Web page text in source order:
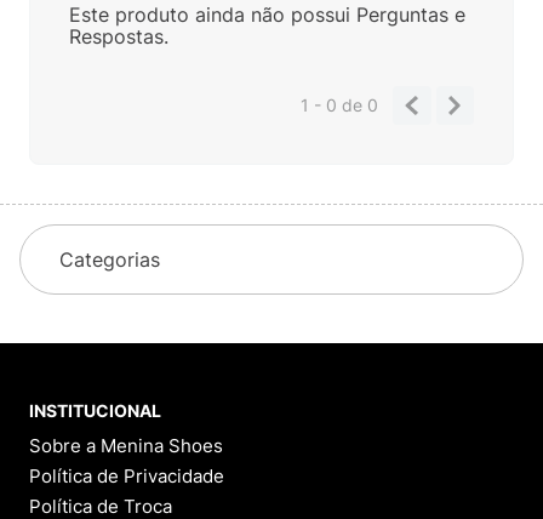
Este produto ainda não possui Perguntas e
Respostas.
1 - 0de 0
Categorias
INSTITUCIONAL
Sobre a Menina Shoes
Política de Privacidade
Política de Troca